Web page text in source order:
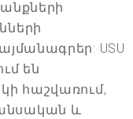
USU
են
հաշվառում,
և